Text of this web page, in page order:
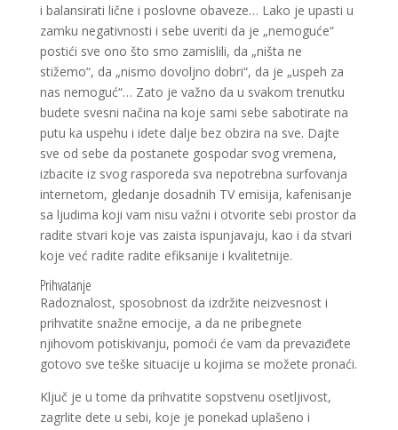
i balansirati lične i poslovne obaveze… Lako je upasti u
zamku negativnosti i sebe uveriti da je „nemoguće“
postići sve ono što smo zamislili, da „ništa ne
stižemo“, da „nismo dovoljno dobri“, da je „uspeh za
nas nemoguć“… Zato je važno da u svakom trenutku
budete svesni načina na koje sami sebe sabotirate na
putu ka uspehu i idete dalje bez obzira na sve. Dajte
sve od sebe da postanete gospodar svog vremena,
izbacite iz svog rasporeda sva nepotrebna surfovanja
internetom, gledanje dosadnih TV emisija, kafenisanje
sa ljudima koji vam nisu važni i otvorite sebi prostor da
radite stvari koje vas zaista ispunjavaju, kao i da stvari
koje već radite radite efiksanije i kvalitetnije.
Prihvatanje
Radoznalost, sposobnost da izdržite neizvesnost i
prihvatite snažne emocije, a da ne pribegnete
njihovom potiskivanju, pomoći će vam da prevaziđete
gotovo sve teške situacije u kojima se možete pronaći.
Ključ je u tome da prihvatite sopstvenu osetljivost,
zagrlite dete u sebi, koje je ponekad uplašeno i